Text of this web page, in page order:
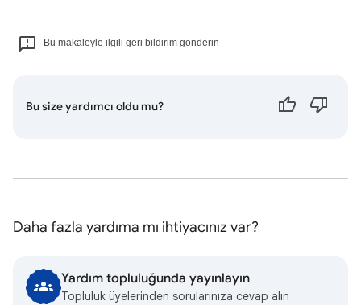
Bu makaleyle ilgili geri bildirim gönderin
Bu size yardımcı oldu mu?
Daha fazla yardıma mı ihtiyacınız var?
Yardım topluluğunda yayınlayın
Topluluk üyelerinden sorularınıza cevap alın